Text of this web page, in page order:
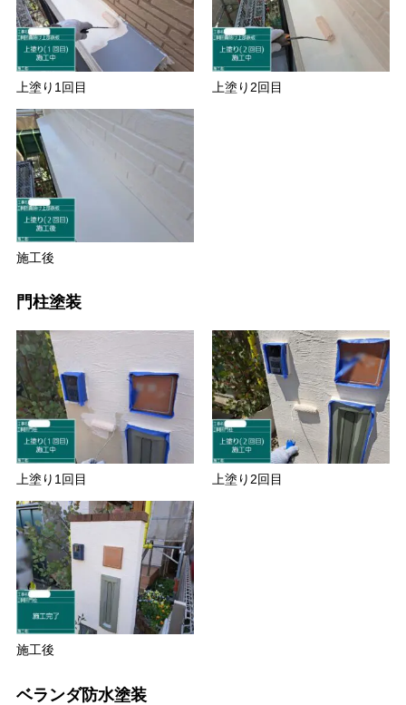
上塗り1回目 上塗り2回目
施工後
門柱塗装
上塗り1回目 上塗り2回目
施工後
ベランダ防水塗装